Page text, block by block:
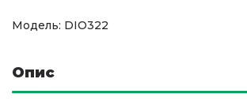
Модель: DIO322
Опис